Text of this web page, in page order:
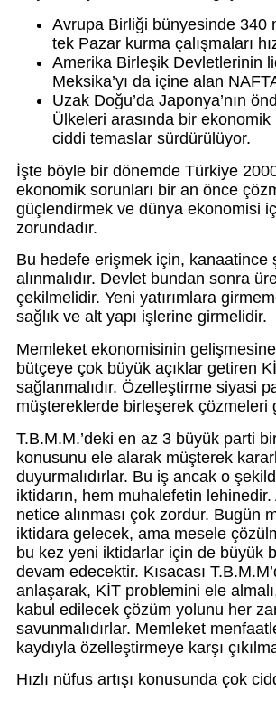
Avrupa Birliği bünyesinde 340
tek Pazar kurma çalışmaları
Amerika Birleşik Devletlerinin
Meksika’yı da içine alan
Uzak Doğu’da Japonya’nın
Ülkeleri arasında bir
ciddi temaslar sürdürülüyor.
İşte böyle bir dönemde Türkiye
ekonomik sorunları bir an önce
güçlendirmek ve dünya ekonomisi
zorundadır.
Bu hedefe erişmek için, kanaatince
alınmalıdır. Devlet bundan sonra
çekilmelidir. Yeni yatırımlara
sağlık ve alt yapı işlerine girmelidir.
Memleket ekonomisinin
bütçeye çok büyük açıklar getiren
sağlanmalıdır. Özelleştirme siyasi
müştereklerde birleşerek çözmeleri
T.B.M.M.’deki en az 3 büyük parti
konusunu ele alarak müşterek
duyurmalıdırlar. Bu iş ancak o
iktidarın, hem muhalefetin
netice alınması çok zordur. Bugün
iktidara gelecek, ama mesele
bu kez yeni iktidarlar için de büyük
devam edecektir. Kısacası
anlaşarak, KİT problemini ele
kabul edilecek çözüm yolunu her
savunmalıdırlar. Memleket
kaydıyla özelleştirmeye karşı
Hızlı nüfus artışı konusunda çok